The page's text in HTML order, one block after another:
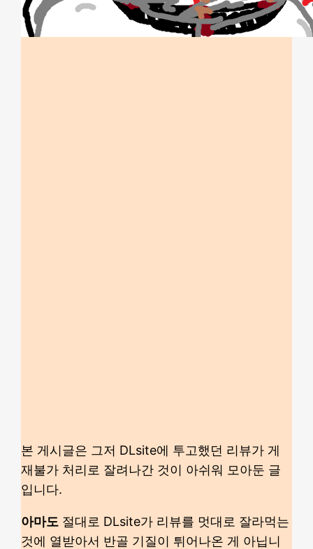
본 게시글은 그저 DLsite에 투고했던 리뷰가 게
재불가 처리로 잘려나간 것이 아쉬워 모아둔 글
입니다.
아마도 절대로 DLsite가 리뷰를 멋대로 잘라먹는
것에 열받아서 반골 기질이 튀어나온 게 아닙니